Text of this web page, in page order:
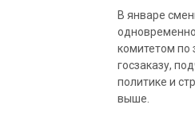
В январе
комитетом по
госзаказу,
политике и
выше.